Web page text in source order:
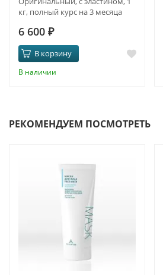
кг, полный курс на 3 месяца
6 600 ₽
В корзину
В наличии
РЕКОМЕНДУЕМ ПОСМОТРЕТЬ